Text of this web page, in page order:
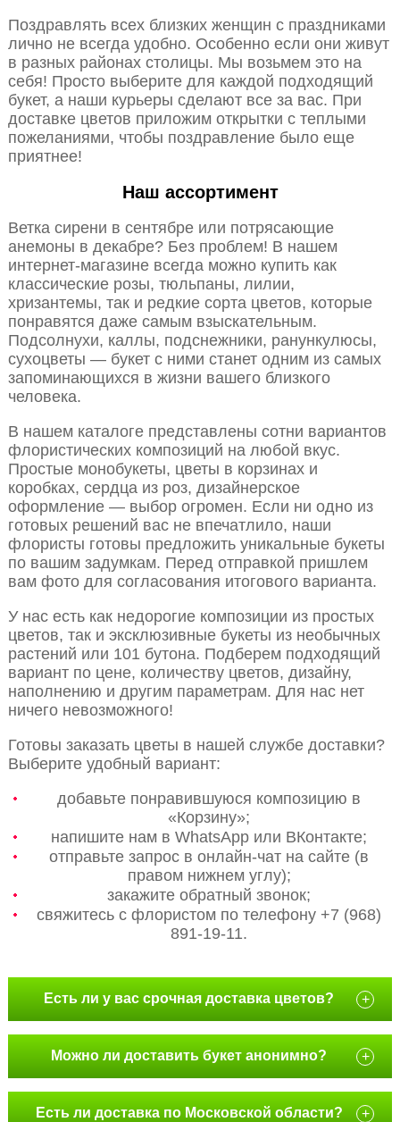
Поздравлять всех близких женщин с праздниками
лично не всегда удобно. Особенно если они живут
в разных районах столицы. Мы возьмем это на
себя! Просто выберите для каждой подходящий
букет, а наши курьеры сделают все за вас. При
доставке цветов приложим открытки с теплыми
пожеланиями, чтобы поздравление было еще
приятнее!
Наш ассортимент
Ветка сирени в сентябре или потрясающие
анемоны в декабре? Без проблем! В нашем
интернет-магазине всегда можно купить как
классические розы, тюльпаны, лилии,
хризантемы, так и редкие сорта цветов, которые
понравятся даже самым взыскательным.
Подсолнухи, каллы, подснежники, ранункулюсы,
сухоцветы — букет с ними станет одним из самых
запоминающихся в жизни вашего близкого
человека.
В нашем каталоге представлены сотни вариантов
флористических композиций на любой вкус.
Простые монобукеты, цветы в корзинах и
коробках, сердца из роз, дизайнерское
оформление — выбор огромен. Если ни одно из
готовых решений вас не впечатлило, наши
флористы готовы предложить уникальные букеты
по вашим задумкам. Перед отправкой пришлем
вам фото для согласования итогового варианта.
У нас есть как недорогие композиции из простых
цветов, так и эксклюзивные букеты из необычных
растений или 101 бутона. Подберем подходящий
вариант по цене, количеству цветов, дизайну,
наполнению и другим параметрам. Для нас нет
ничего невозможного!
Готовы заказать цветы в нашей службе доставки?
Выберите удобный вариант:
добавьте понравившуюся композицию в
«Корзину»;
напишите нам в WhatsApp или ВКонтакте;
отправьте запрос в онлайн-чат на сайте (в
правом нижнем углу);
закажите обратный звонок;
свяжитесь с флористом по телефону +7 (968)
891-19-11.
Есть ли у вас срочная доставка цветов? +
Можно ли доставить букет анонимно? +
Есть ли доставка по Московской области? +